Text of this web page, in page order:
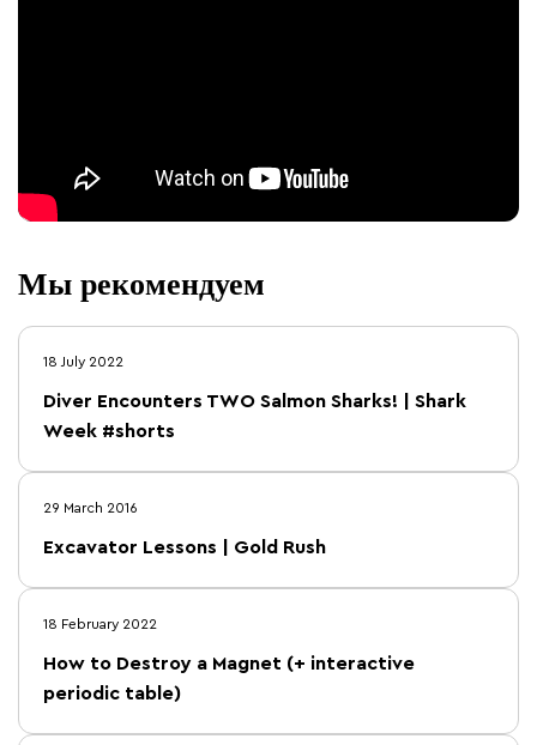
Мы рекомендуем
18 July 2022
Diver Encounters TWO Salmon Sharks! | Shark
Week #shorts
29 March 2016
Excavator Lessons | Gold Rush
18 February 2022
How to Destroy a Magnet (+ interactive
periodic table)